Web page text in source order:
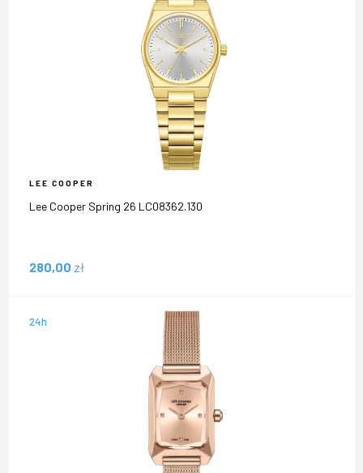
LEE COOPER
Lee Cooper Spring 26 LC08362.130
280,00 zł
24h